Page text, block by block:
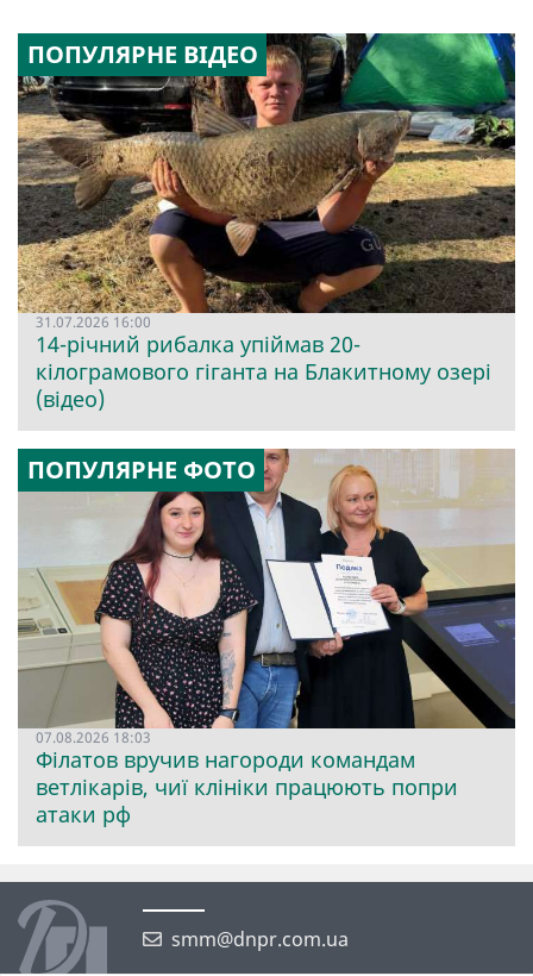
ПОПУЛЯРНЕ ВІДЕО
31.07.2026 16:00
14-річний рибалка упіймав 20-
кілограмового гіганта на Блакитному озері
(відео)
ПОПУЛЯРНЕ ФОТО
07.08.2026 18:03
Філатов вручив нагороди командам
ветлікарів, чиї клініки працюють попри
атаки рф
smm@dnpr.com.ua